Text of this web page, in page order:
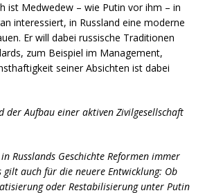
ist Medwedew – wie Putin vor ihm – in
interessiert, in Russland eine moderne
Er will dabei russische Traditionen
zum Beispiel im Management,
seiner Absichten ist dabei
der Aufbau einer aktiven Zivilgesellschaft
Russlands Geschichte Reformen immer
gilt auch für die neuere Entwicklung: Ob
oder Restabilisierung unter Putin